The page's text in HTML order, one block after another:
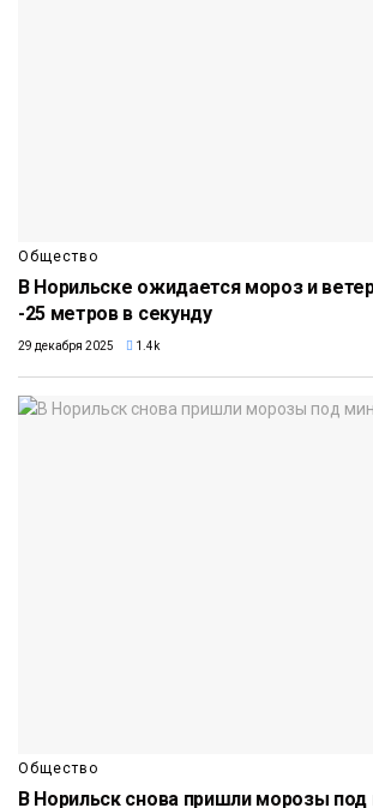
Общество
В Норильске ожидается мороз и
-25 метров в секунду
29 декабря 2025 1.4k
Общество
В Норильск снова пришли морозы под